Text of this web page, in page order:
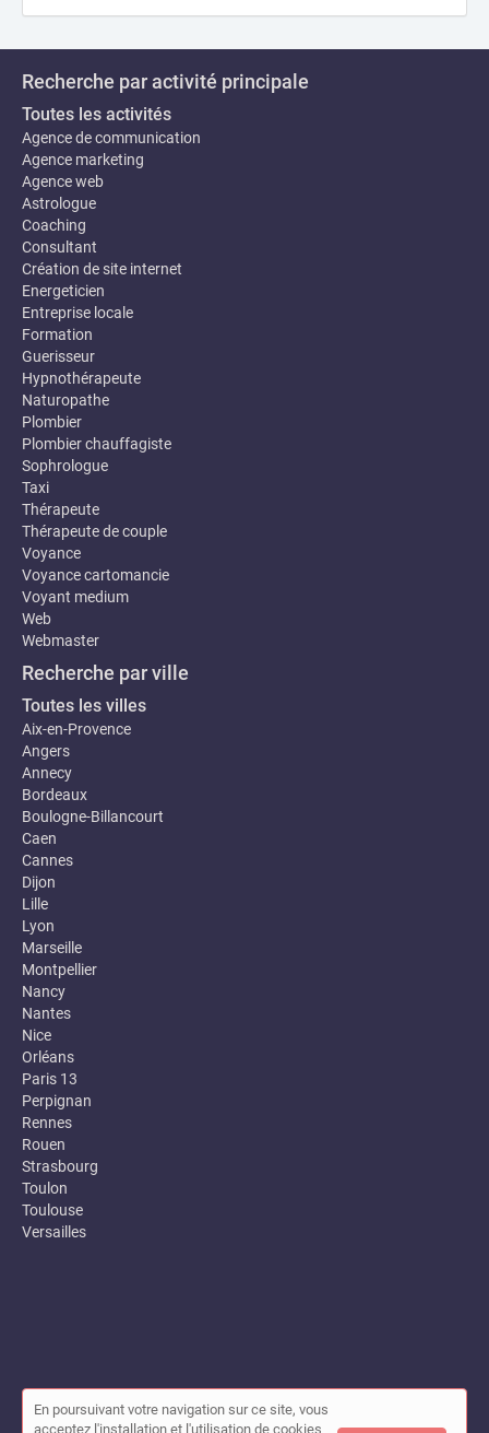
Recherche par activité principale
Toutes les activités
Agence de communication
Agence marketing
Agence web
Astrologue
Coaching
Consultant
Création de site internet
Energeticien
Entreprise locale
Formation
Guerisseur
Hypnothérapeute
Naturopathe
Plombier
Plombier chauffagiste
Sophrologue
Taxi
Thérapeute
Thérapeute de couple
Voyance
Voyance cartomancie
Voyant medium
Web
Webmaster
Recherche par ville
Toutes les villes
Aix-en-Provence
Angers
Annecy
Bordeaux
Boulogne-Billancourt
Caen
Cannes
Dijon
Lille
Lyon
Marseille
Montpellier
Nancy
Nantes
Nice
Orléans
Paris 13
Perpignan
Rennes
Rouen
Strasbourg
Toulon
Toulouse
Versailles
© Annuaire des entreprises locales (Garance) 2026 |
En poursuivant votre navigation sur ce site, vous
acceptez l'installation et l'utilisation de cookies